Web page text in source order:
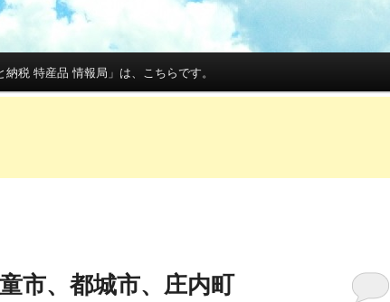
税 特産品 情報局」は、こちらです。
市、都城市、庄内町